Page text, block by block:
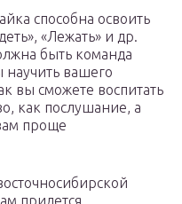
способна освоить
«Лежать» и др.
быть команда
вашего
вы сможете воспитать
как послушание, а
проще
придется